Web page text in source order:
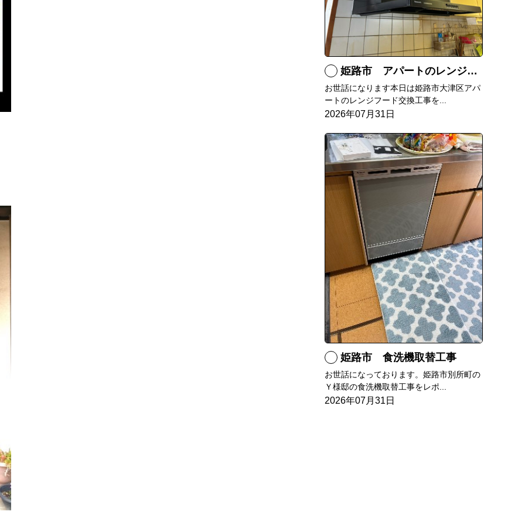
姫路市 アパートのレンジフード交換
お世話になります本日は姫路市大津区アパ
ートのレンジフード交換工事を...
2026年07月31日
姫路市 食洗機取替工事
お世話になっております。姫路市別所町の
Ｙ様邸の食洗機取替工事をレポ...
2026年07月31日